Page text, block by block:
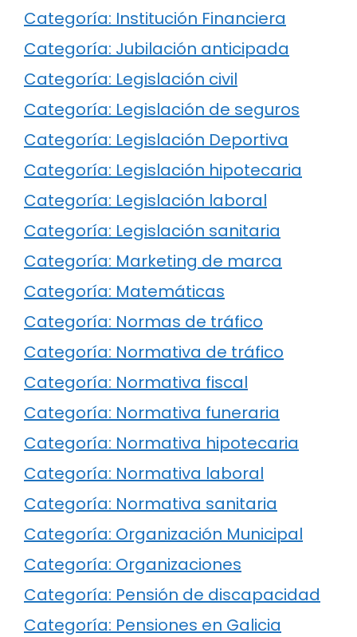
Categoría: Institución Financiera
Categoría: Jubilación anticipada
Categoría: Legislación civil
Categoría: Legislación de seguros
Categoría: Legislación Deportiva
Categoría: Legislación hipotecaria
Categoría: Legislación laboral
Categoría: Legislación sanitaria
Categoría: Marketing de marca
Categoría: Matemáticas
Categoría: Normas de tráfico
Categoría: Normativa de tráfico
Categoría: Normativa fiscal
Categoría: Normativa funeraria
Categoría: Normativa hipotecaria
Categoría: Normativa laboral
Categoría: Normativa sanitaria
Categoría: Organización Municipal
Categoría: Organizaciones
Categoría: Pensión de discapacidad
Categoría: Pensiones en Galicia